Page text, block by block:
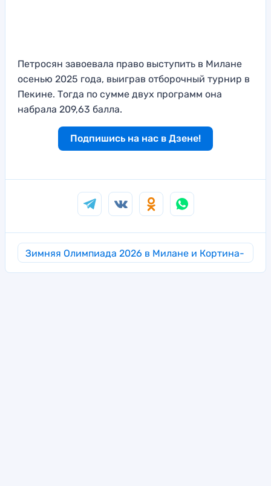
Петросян завоевала право выступить в Милане
осенью 2025 года, выиграв отборочный турнир в
Пекине. Тогда по сумме двух программ она
набрала 209,63 балла.
Подпишись на нас в Дзене!
Зимняя Олимпиада 2026 в Милане и Кортина-
д’Ампеццо